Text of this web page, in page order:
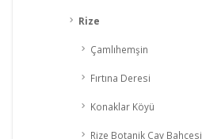
Rize
Çamlıhemşin
Fırtına Deresi
Konaklar Köyü
Rize Botanik Çay Bahçesi